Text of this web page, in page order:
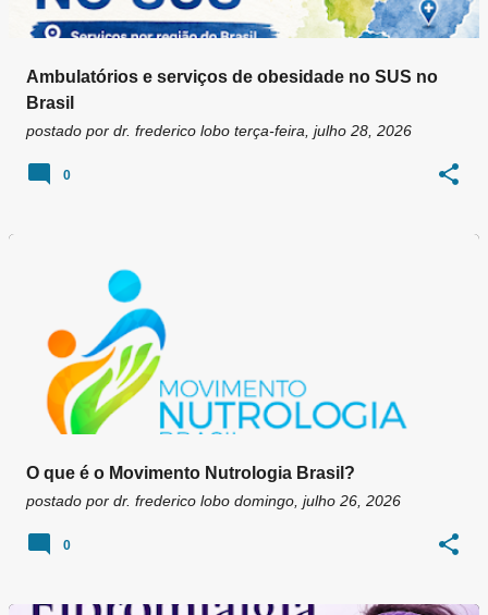
Ambulatórios e serviços de obesidade no SUS no
Brasil
postado por dr. frederico lobo terça-feira, julho 28, 2026
0
O que é o Movimento Nutrologia Brasil?
postado por dr. frederico lobo domingo, julho 26, 2026
0